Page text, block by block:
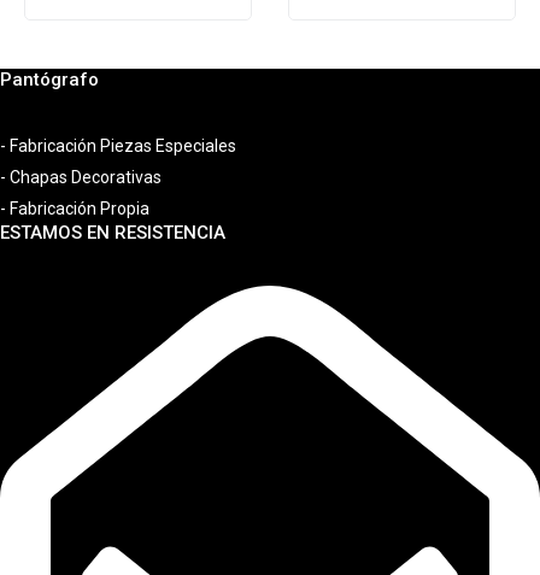
Pantógrafo
- Fabricación Piezas Especiales
- Chapas Decorativas
- Fabricación Propia
ESTAMOS EN RESISTENCIA